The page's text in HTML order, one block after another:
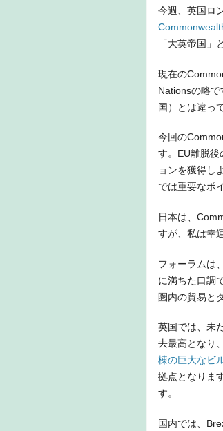
今週、英国ロ
「大英帝国」
現在の
Nationsの略
国）とは違っ
今回の
す。EU離脱後
ョンを獲得し
では重要なポ
日本は、
すが、私は幸
フォーラムは
に満ちた口調
圏内の貿易と
英国では、未
去最高となり
棟の巨大なビ
拠点となりま
す。
国内では、